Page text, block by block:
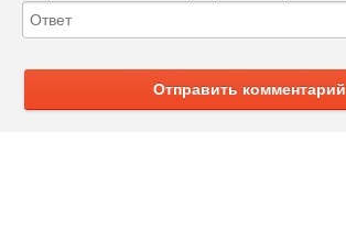
Отправить комментарий